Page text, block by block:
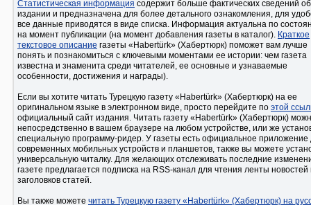
Статистическая информация содержит больше фактических сведений об
издании и предназначена для более детального ознакомления, для
все данные приводятся в виде списка. Информация актуальна по состоянию
на момент публикации (на момент добавления газеты в каталог). Краткое
текстовое описание газеты «Habertürk» (Хабертюрк) поможет вам лучше
понять и познакомиться с ключевыми моментами ее истории: чем газета
известна и знаменита среди читателей, ее основные и узнаваемые
особенности, достижения и награды).
Если вы хотите читать Турецкую газету «Habertürk» (Хабертюрк) на ее
оригинальном языке в электронном виде, просто перейдите по этой
официальный сайт издания. Читать газету «Habertürk» (Хабертюрк)
непосредственно в вашем браузере на любом устройстве, или же
специальную программу-ридер. У газеты есть официальное приложение
современных мобильных устройств и планшетов, также вы можете
универсальную читалку. Для желающих отслеживать последние изменения в
газете предлагается подписка на RSS-канал для чтения ленты новостей
заголовков статей.
Вы также можете читать Турецкую газету «Habertürk» (Хабертюрк) на